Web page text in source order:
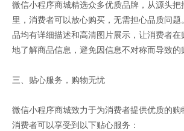
微信小程序商城精选众多优质品牌，从源头把
里，消费者可以放心购买，无需担心品质问
品均有详细描述和高清图片展示，让消费者
地了解商品信息，避免因信息不对称而导致的
三、贴心服务，购物无忧
微信小程序商城致力于为消费者提供优质的购
消费者可以享受到以下贴心服务：